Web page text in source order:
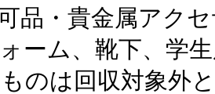
品・貴金属アク
ーム、靴下、学
のは回収対象外